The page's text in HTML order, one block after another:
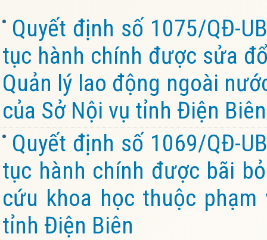
Quyết định số 1075/QĐ-
tục hành chính được sửa
Quản lý lao động ngoài
của Sở Nội vụ tỉnh Điện Biên
Quyết định số 1069/QĐ-
tục hành chính được bãi
cứu khoa học thuộc
tỉnh Điện Biên